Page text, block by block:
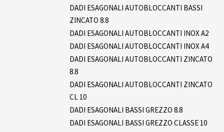
DADI ESAGONALI AUTOBLOCCANTI BASSI
ZINCATO 8.8
DADI ESAGONALI AUTOBLOCCANTI INOX A2
DADI ESAGONALI AUTOBLOCCANTI INOX A4
DADI ESAGONALI AUTOBLOCCANTI ZINCATO
8.8
DADI ESAGONALI AUTOBLOCCANTI ZINCATO
CL 10
DADI ESAGONALI BASSI GREZZO 8.8
DADI ESAGONALI BASSI GREZZO CLASSE 10